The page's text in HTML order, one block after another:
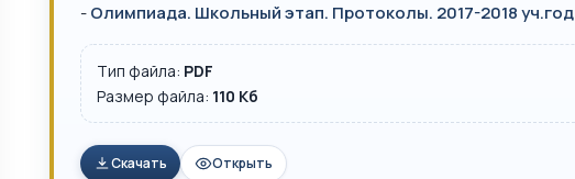
-Олимпиада. Школьный этап. Протоколы. 2017-2018 уч.год
Тип файла: PDF
Размер файла: 110 Кб
Скачать Открыть